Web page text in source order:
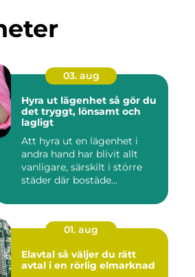
03. aug
Hyra ut lägenhet så gör du
det tryggt, lönsamt och
lagligt
Att hyra ut en lägenhet i
andra hand har blivit allt
vanligare, särskilt i större
städer där bostäde...
01. aug
Elavtal så väljer du rätt
avtal i en rörlig elmarknad